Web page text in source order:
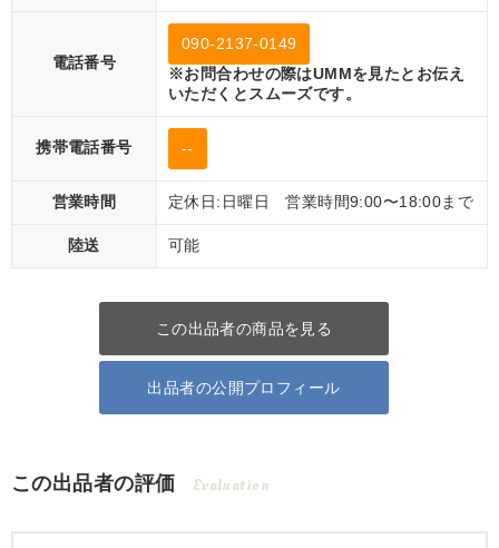
電話番号
090-2137-0149
※お問合わせの際はUMMを見たとお伝え
いただくとスムーズです。
携帯電話番号 --
営業時間 定休日:日曜日 営業時間9:00〜18:00まで
陸送 可能
この出品者の商品を見る
出品者の公開プロフィール
この出品者の評価 Evaluation